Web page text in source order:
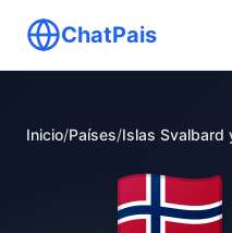
ChatPais
Inicio/Países/Islas Svalbard